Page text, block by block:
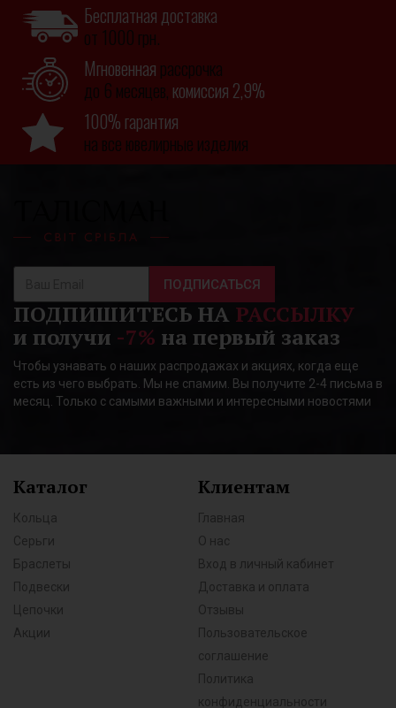
Бесплатная доставка
от 1000 грн.
Мгновенная рассрочка
до 6 месяцев, комиссия 2,9%
100% гарантия
на все ювелирные изделия
ПОДПИСАТЬСЯ
ПОДПИШИТЕСЬ НА РАССЫЛКУ
и получи -7% на первый заказ
Чтобы узнавать о наших распродажах и акциях, когда еще
есть из чего выбрать. Мы не спамим. Вы получите 2-4 письма в
месяц. Только с самыми важными и интересными новостями
Каталог
Кольца
Серьги
Браслеты
Подвески
Цепочки
Акции
Клиентам
Главная
О нас
Вход в личный кабинет
Доставка и оплата
Отзывы
Пользовательское
соглашение
Политика
конфиденциальности